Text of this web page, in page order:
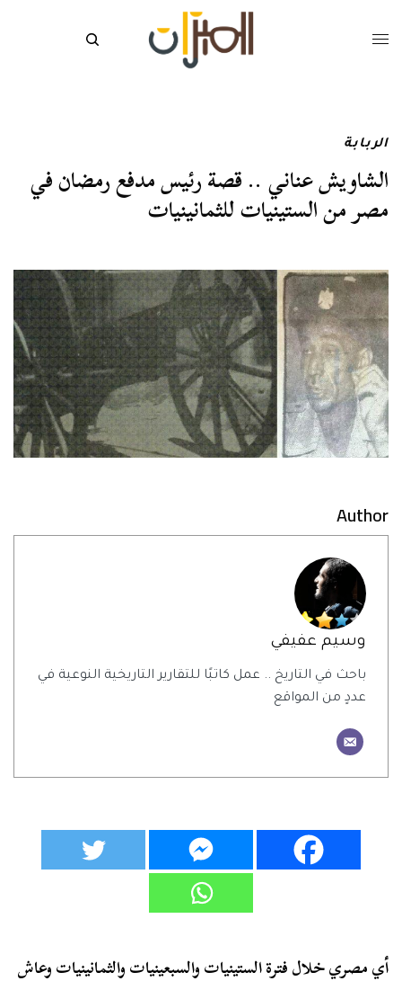
الربابة
الشاويش عناني .. قصة رئيس مدفع رمضان في
مصر من الستينيات للثمانينيات
Author
وسيم عفيفي
باحث في التاريخ .. عمل كاتبًا للتقارير التاريخية النوعية في
عددٍ من المواقع
أي مصري خلال فترة الستينيات والسبعينيات والثمانينيات وعاش